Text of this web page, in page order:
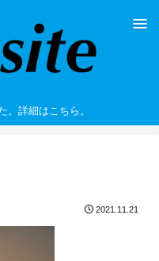
。詳細はこちら。
2021.11.21